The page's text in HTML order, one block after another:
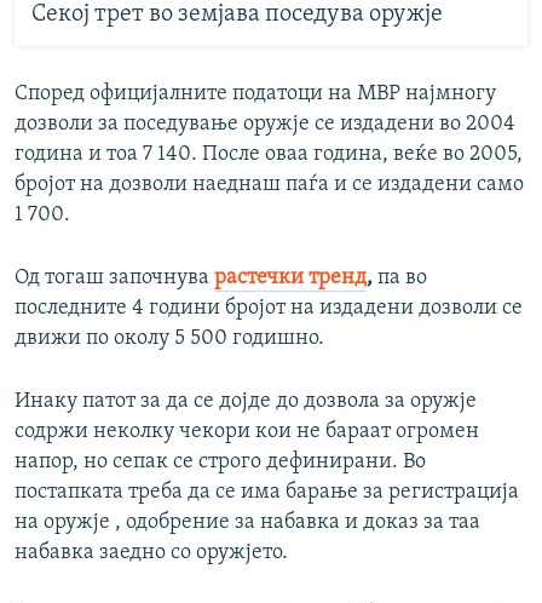
Секој трет во земјава поседува оружје
Според официјалните податоци на МВР најмногу
дозволи за поседување оружје се издадени во 2004
година и тоа 7 140. После оваа година, веќе во 2005,
бројот на дозволи наеднаш паѓа и се издадени само
1 700.
Од тогаш започнува растечки тренд, па во
последните 4 години бројот на издадени дозволи се
движи по околу 5 500 годишно.
Инаку патот за да се дојде до дозвола за оружје
содржи неколку чекори кои не бараат огромен
напор, но сепак се строго дефинирани. Во
постапката треба да се има барање за регистрација
на оружје , одобрение за набавка и доказ за таа
набавка заедно со оружјето.